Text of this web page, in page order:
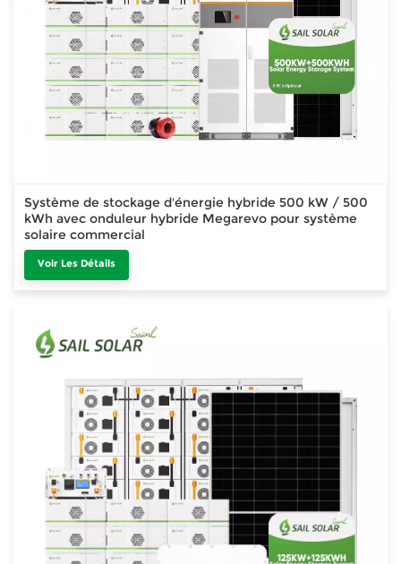
Système de stockage d'énergie hybride 500 kW / 500
kWh avec onduleur hybride Megarevo pour système
solaire commercial
Voir Les Détails